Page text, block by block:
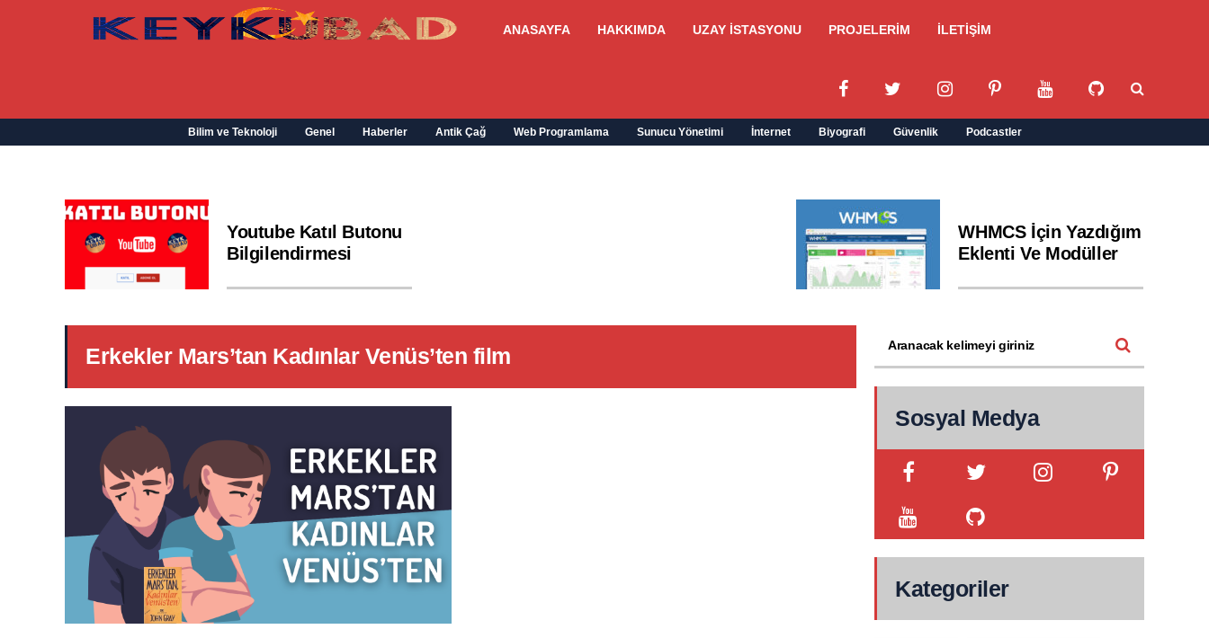
ANASAYFA HAKKIMDA UZAY İSTASYONU PROJELERİM İLETİŞİM
Bilim ve Teknoloji Genel Haberler Antik Çağ Web Programlama Sunucu Yönetimi İnternet Biyografi Güvenlik Podcastler
Youtube Katıl Butonu
Bilgilendirmesi
WHMCS İçin Yazdığım
Eklenti Ve Modüller
Erkekler Mars’tan Kadınlar Venüs’ten film
Sosyal Medya
Kategoriler